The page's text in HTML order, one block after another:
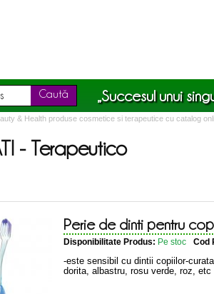
„Succesul unui
Caută
& Health produse cosmetice si terapeutice cu catalog
- Terapeutico
Perie de dinti pentru
Disponibilitate Produs: Pe stoc Cod
-este sensibil cu dintii copiilor-
dorita, albastru, rosu verde, roz, etc